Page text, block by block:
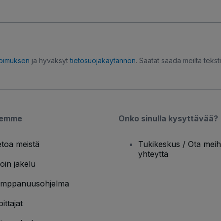
ja hyväksyttietosuojakäytännön. Saatat saada meiltä
meistä
jakelu
Onko sinulla kysyttävää?
Tukikeskus / Ota
yhteyttä